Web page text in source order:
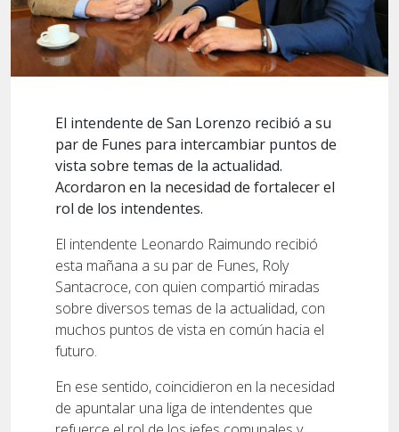
El intendente de San Lorenzo recibió a su
par de Funes para intercambiar puntos de
vista sobre temas de la actualidad.
Acordaron en la necesidad de fortalecer el
rol de los intendentes.
El intendente Leonardo Raimundo recibió
esta mañana a su par de Funes, Roly
Santacroce, con quien compartió miradas
sobre diversos temas de la actualidad, con
muchos puntos de vista en común hacia el
futuro.
En ese sentido, coincidieron en la necesidad
de apuntalar una liga de intendentes que